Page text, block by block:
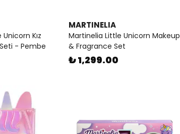
Kız
- Pembe
MARTINELIA
Martinelia Little Unicorn Makeup
& Fragrance Set
₺ 1,299.00